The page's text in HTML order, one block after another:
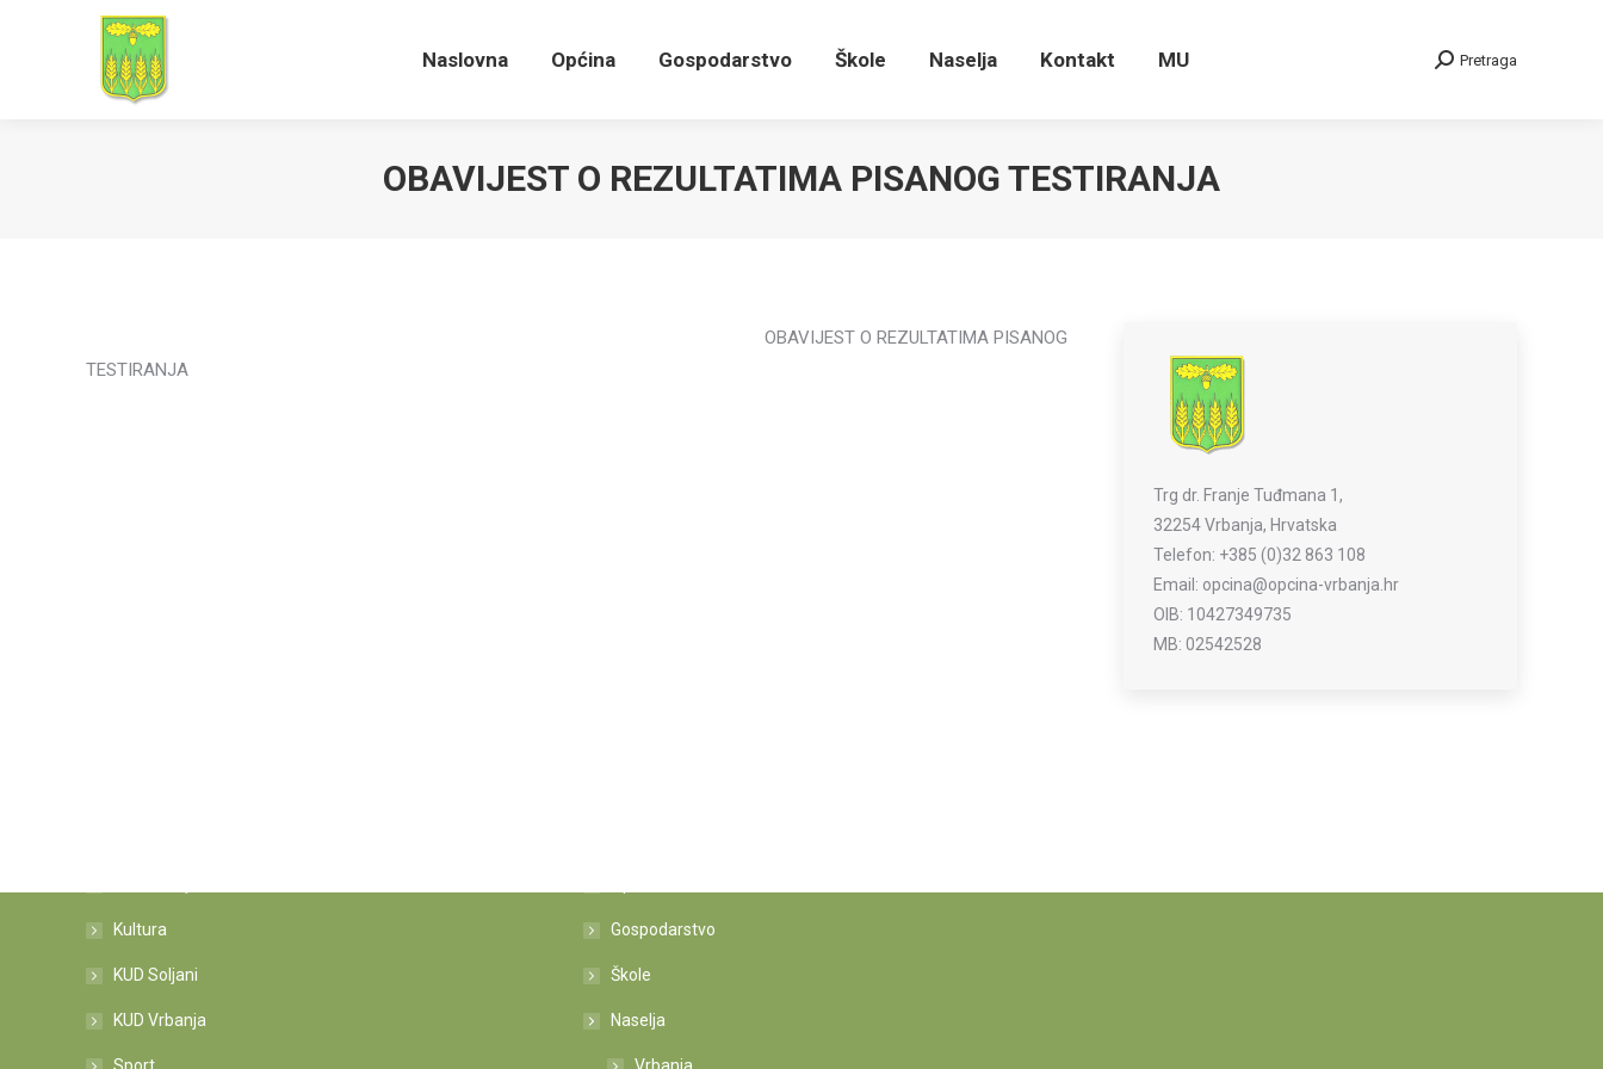
Naslovna Općina Gospodarstvo Škole Naselja Kontakt MU Search:
Pretraga
OBAVIJEST O REZULTATIMA PISANOG TESTIRANJA
OBAVIJEST O REZULTATIMA PISANOG
TESTIRANJA
Trg dr. Franje Tuđmana 1,
32254 Vrbanja, Hrvatska
Telefon: +385 (0)32 863 108
Email: opcina@opcina-vrbanja.hr
OIB: 10427349735
MB: 02542528
Kultura
KUD Soljani
KUD Vrbanja
Gospodarstvo
Škole
Naselja
Naslovna Općina Gospodarstvo Škole Naselja Kontakt MU Search: